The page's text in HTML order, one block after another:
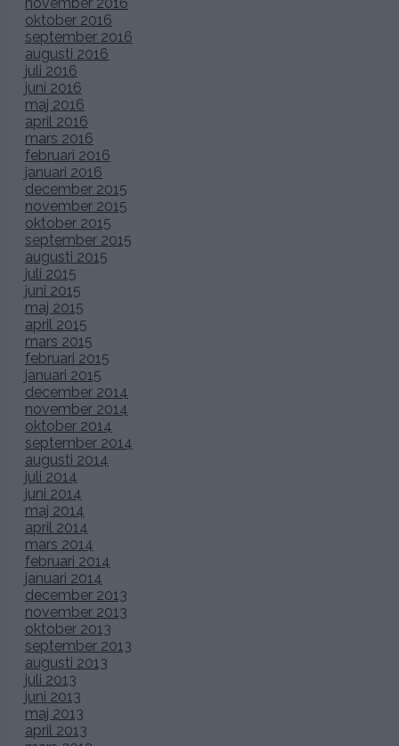
oktober 2016
september 2016
augusti 2016
juli 2016
juni 2016
maj 2016
april 2016
mars 2016
februari 2016
januari 2016
december 2015
november 2015
oktober 2015
september 2015
augusti 2015
juli 2015
juni 2015
maj 2015
april 2015
mars 2015
februari 2015
januari 2015
december 2014
november 2014
oktober 2014
september 2014
augusti 2014
juli 2014
juni 2014
maj 2014
april 2014
mars 2014
februari 2014
januari 2014
december 2013
november 2013
oktober 2013
september 2013
augusti 2013
juli 2013
juni 2013
maj 2013
april 2013